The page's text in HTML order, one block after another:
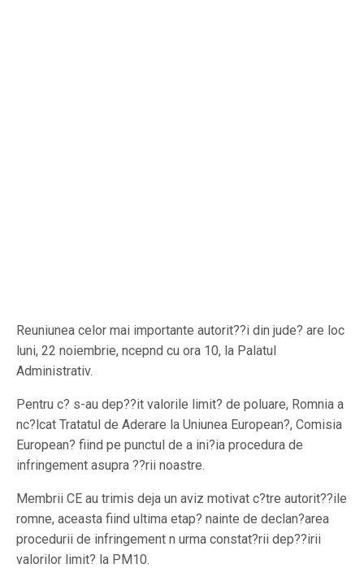
Reuniunea celor mai importante autorit??i din jude? are loc
luni, 22 noiembrie, ncepnd cu ora 10, la Palatul
Administrativ.
Pentru c? s-au dep??it valorile limit? de poluare, Romnia a
nc?lcat Tratatul de Aderare la Uniunea European?, Comisia
European? fiind pe punctul de a ini?ia procedura de
infringement asupra ??rii noastre.
Membrii CE au trimis deja un aviz motivat c?tre autorit??ile
romne, aceasta fiind ultima etap? nainte de declan?area
procedurii de infringement n urma constat?rii dep??irii
valorilor limit? la PM10.